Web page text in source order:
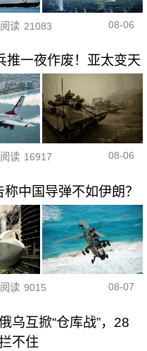
阅读 21083 08-06
推一夜作废！亚太变天
阅读 16917 08-06
中国导弹不如伊朗？
阅读 9015 08-07
乌互掀“仓库战”，28
不住